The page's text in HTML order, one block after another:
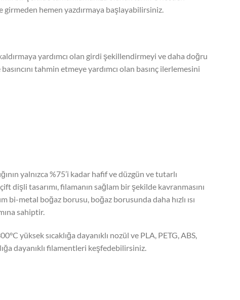
girmeden hemen yazdırmaya başlayabilirsiniz.
yardımcı olan girdi şekillendirmeyi ve daha doğru
tahmin etmeye yardımcı olan basınç ilerlemesini
yalnızca %75’i kadar hafif ve düzgün ve tutarlı
dişli tasarımı, filamanın sağlam bir şekilde kavranmasını
bi-metal boğaz borusu, boğaz borusunda daha hızlı ısı
sahiptir.
yüksek sıcaklığa dayanıklı nozül ve PLA, PETG, ABS,
dayanıklı filamentleri keşfedebilirsiniz.